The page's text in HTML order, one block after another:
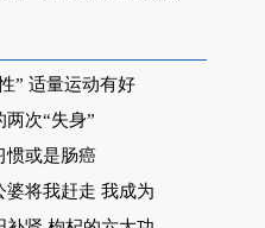
” 适量运动有好
次“失身”
惯或是肠癌
婆将我赶走 我成为